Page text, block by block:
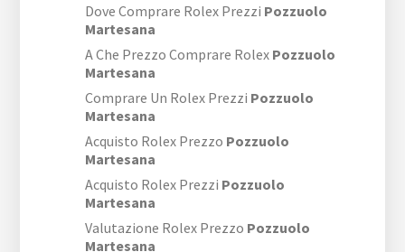
Dove Comprare Rolex Prezzi Pozzuolo
Martesana
A Che Prezzo Comprare Rolex Pozzuolo
Martesana
Comprare Un Rolex Prezzi Pozzuolo
Martesana
Acquisto Rolex Prezzo Pozzuolo
Martesana
Acquisto Rolex Prezzi Pozzuolo
Martesana
Valutazione Rolex Prezzo Pozzuolo
Martesana